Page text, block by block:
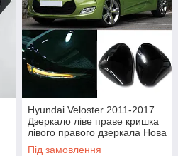
Hyundai Veloster 2011-2017
Дзеркало ліве праве кришка
лівого правого дзеркала Нова
Оригінал
Під замовлення